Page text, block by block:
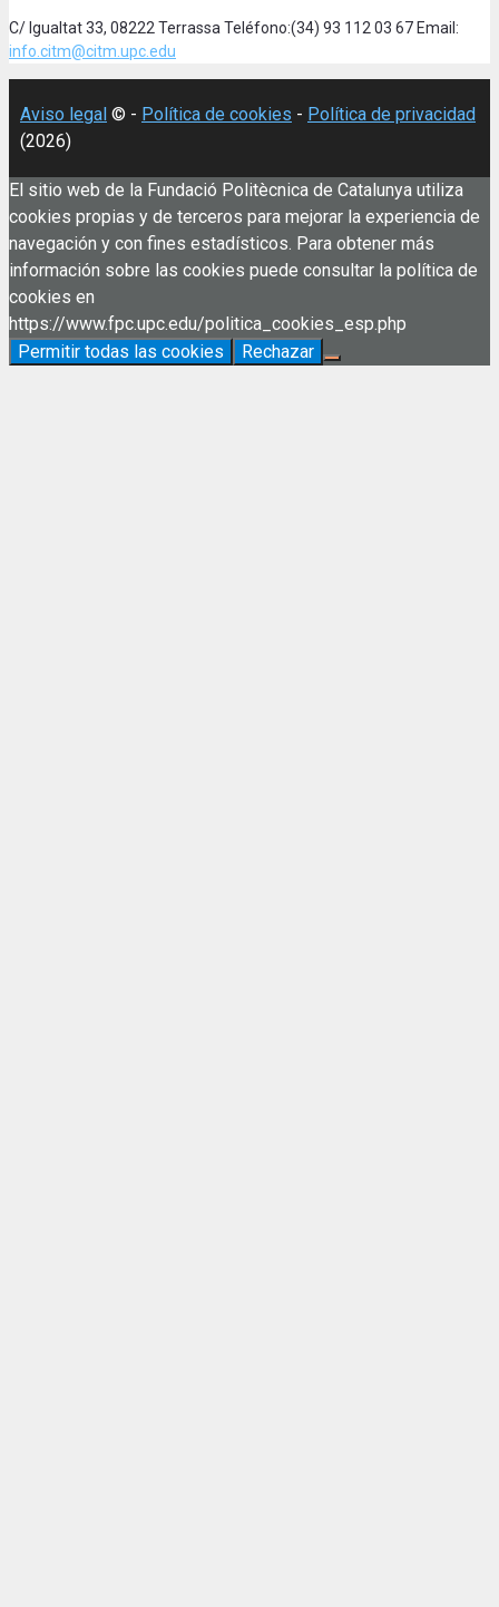
C/ Igualtat 33, 08222 Terrassa Teléfono:(34) 93 112 03 67 Email:
info.citm@citm.upc.edu
Aviso legal © - Política de cookies - Política de privacidad
(2026)
El sitio web de la Fundació Politècnica de Catalunya utiliza
cookies propias y de terceros para mejorar la experiencia de
navegación y con fines estadísticos. Para obtener más
información sobre las cookies puede consultar la política de
cookies en
https://www.fpc.upc.edu/politica_cookies_esp.php
Permitir todas las cookies
Rechazar